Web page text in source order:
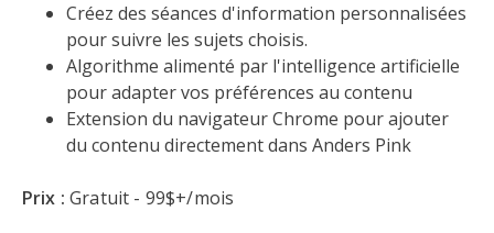
Créez des séances d'information personnalisées
pour suivre les sujets choisis.
Algorithme alimenté par l'intelligence artificielle
pour adapter vos préférences au contenu
Extension du navigateur Chrome pour ajouter
du contenu directement dans Anders Pink
Prix : Gratuit - 99$+/mois